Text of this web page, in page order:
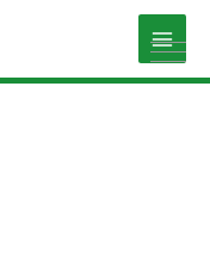
Main